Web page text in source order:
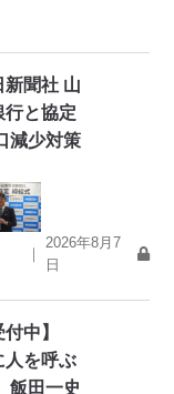
新聞社 山
行と協定
減少対策
｜
2026年8月7
日
付中】
人を呼ぶ
飯田一史